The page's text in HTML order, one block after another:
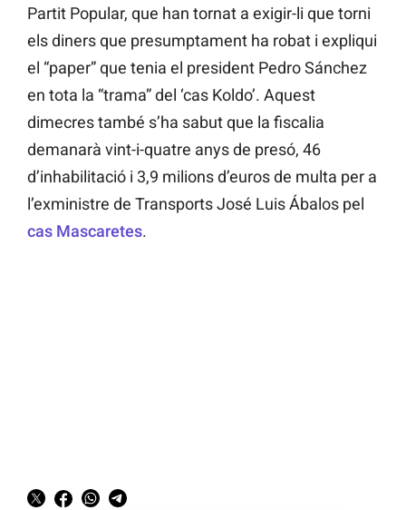
Partit Popular, que han tornat a exigir-li que torni
els diners que presumptament ha robat i expliqui
el “paper” que tenia el president Pedro Sánchez
en tota la “trama” del ‘cas Koldo’. Aquest
dimecres també s’ha sabut que la fiscalia
demanarà vint-i-quatre anys de presó, 46
d’inhabilitació i 3,9 milions d’euros de multa per a
l’exministre de Transports José Luis Ábalos pel
cas Mascaretes.